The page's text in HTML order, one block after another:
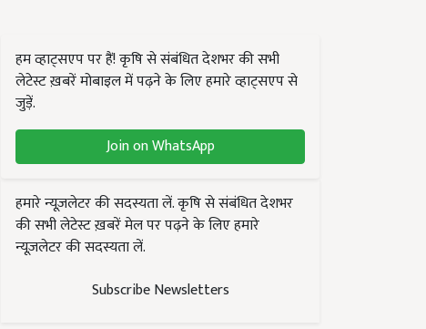
हम व्हाट्सएप पर हैं! कृषि से संबंधित देशभर की सभी
लेटेस्ट ख़बरें मोबाइल में पढ़ने के लिए हमारे व्हाट्सएप से
जुड़ें.
Join on WhatsApp
हमारे न्यूज़लेटर की सदस्यता लें. कृषि से संबंधित देशभर
की सभी लेटेस्ट ख़बरें मेल पर पढ़ने के लिए हमारे
न्यूज़लेटर की सदस्यता लें.
Subscribe Newsletters